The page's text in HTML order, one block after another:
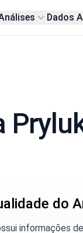
Dados
do
informações